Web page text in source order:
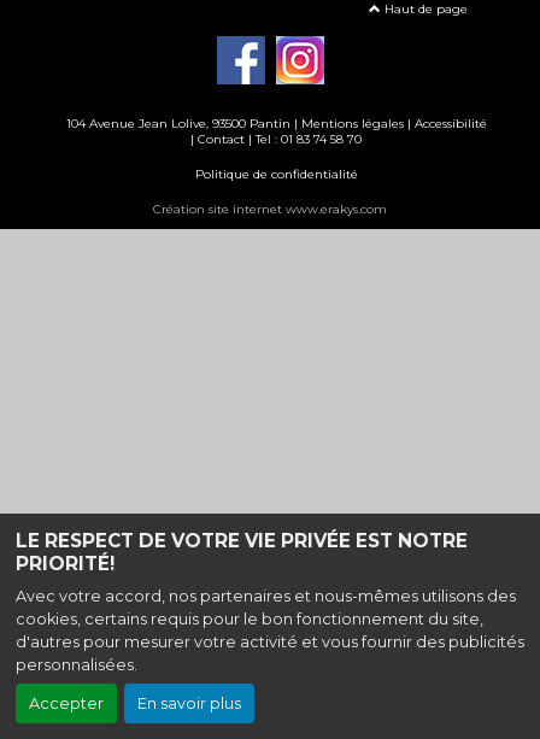
LE RESPECT DE VOTRE VIE PRIVÉE EST NOTRE
PRIORITÉ!
Avec votre accord, nos partenaires et nous-mêmes utilisons des
cookies, certains requis pour le bon fonctionnement du site,
d'autres pour mesurer votre activité et vous fournir des publicités
personnalisées.
Accepter En savoir plus
Haut de page
104 Avenue Jean Lolive, 93500 Pantin | Mentions légales| Accessibilité
| Contact | Tel : 01 83 74 58 70
Politique de confidentialité
Création site internet www.erakys.com